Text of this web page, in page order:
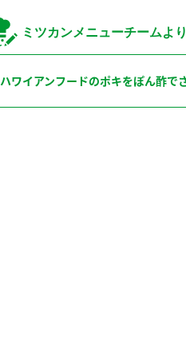
ミツカンメニューチームより
ハワイアンフードのポキをぽん酢で